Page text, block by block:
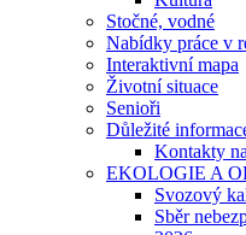
Stočné, vodné
Nabídky práce v
Interaktivní mapa
Životní situace
Senioři
Důležité
Kontakty
EKOLOGIE A
Svozový
Sběr